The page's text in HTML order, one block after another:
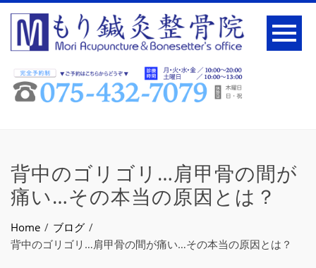
背中のゴリゴリ…肩甲骨の間が
痛い…その本当の原因とは？
Home
ブログ
背中のゴリゴリ…肩甲骨の間が痛い…その本当の原因とは？